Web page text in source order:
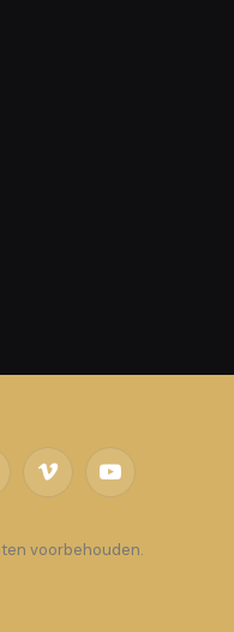
Vimeo YouTube
voorbehouden.